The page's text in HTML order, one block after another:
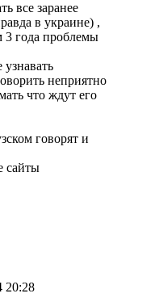
все заранее
в украине) ,
3 года проблемы
узнавать
неприятно
что ждут его
говорят и
сайты
20:28